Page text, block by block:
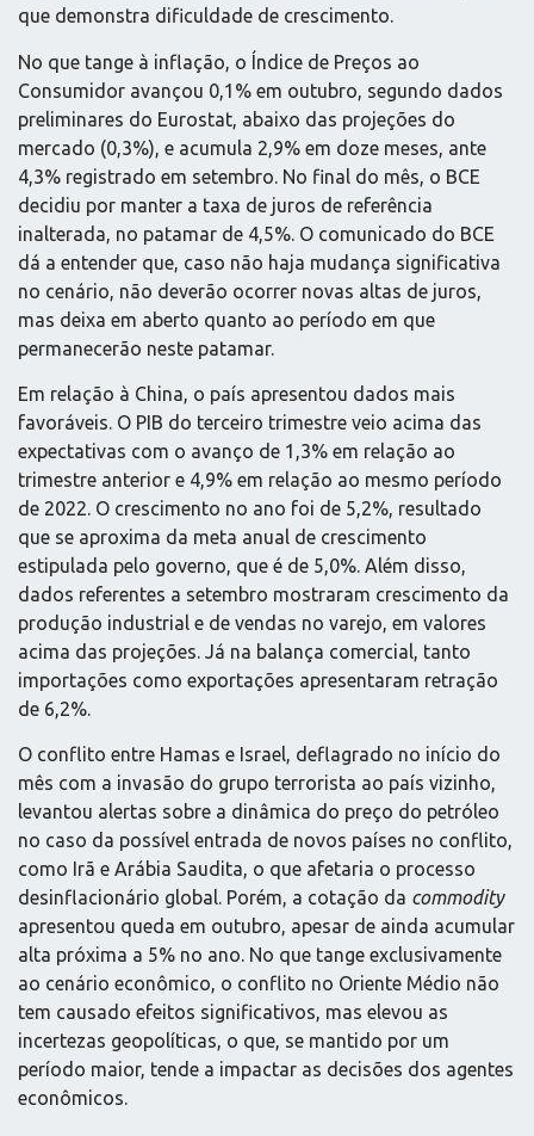
que demonstra dificuldade de crescimento.
No que tange à inflação, o Índice de Preços ao
Consumidor avançou 0,1% em outubro, segundo dados
preliminares do Eurostat, abaixo das projeções do
mercado (0,3%), e acumula 2,9% em doze meses, ante
4,3% registrado em setembro. No final do mês, o BCE
decidiu por manter a taxa de juros de referência
inalterada, no patamar de 4,5%. O comunicado do BCE
dá a entender que, caso não haja mudança significativa
no cenário, não deverão ocorrer novas altas de juros,
mas deixa em aberto quanto ao período em que
permanecerão neste patamar.
Em relação à China, o país apresentou dados mais
favoráveis. O PIB do terceiro trimestre veio acima das
expectativas com o avanço de 1,3% em relação ao
trimestre anterior e 4,9% em relação ao mesmo período
de 2022. O crescimento no ano foi de 5,2%, resultado
que se aproxima da meta anual de crescimento
estipulada pelo governo, que é de 5,0%. Além disso,
dados referentes a setembro mostraram crescimento da
produção industrial e de vendas no varejo, em valores
acima das projeções. Já na balança comercial, tanto
importações como exportações apresentaram retração
de 6,2%.
O conflito entre Hamas e Israel, deflagrado no início do
mês com a invasão do grupo terrorista ao país vizinho,
levantou alertas sobre a dinâmica do preço do petróleo
no caso da possível entrada de novos países no conflito,
como Irã e Arábia Saudita, o que afetaria o processo
desinflacionário global. Porém, a cotação da commodity
apresentou queda em outubro, apesar de ainda acumular
alta próxima a 5% no ano. No que tange exclusivamente
ao cenário econômico, o conflito no Oriente Médio não
tem causado efeitos significativos, mas elevou as
incertezas geopolíticas, o que, se mantido por um
período maior, tende a impactar as decisões dos agentes
econômicos.